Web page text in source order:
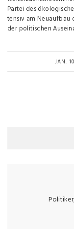
Partei des
tensiv am Neuaufbau
der politischen
JAN.